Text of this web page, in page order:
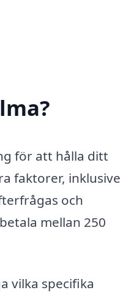
för att hålla ditt
faktorer, inklusive
och
mellan 250
vilka specifika